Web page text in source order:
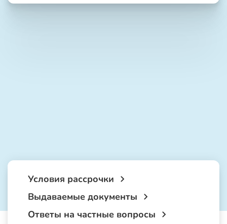
Условия рассрочки
Выдаваемые документы
Ответы на частные вопросы